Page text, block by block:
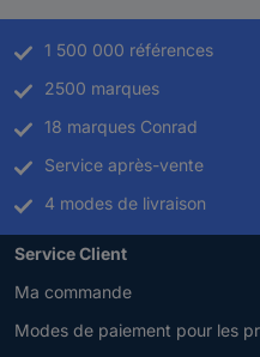
1 500 000 références
2500 marques
18 marques Conrad
Service après-vente
4 modes de livraison
Service Client
Ma commande
Modes de paiement pour les